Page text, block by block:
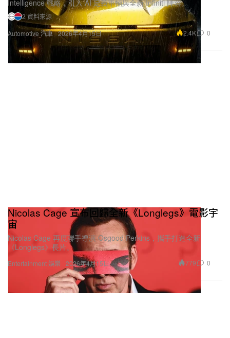
Automotive 汽車
Intelligence 戰略，引入 AI 定義車輛與全新 Infiniti 陣容。
2 資料來源
2026年4月15日
2.4K 0
Entertainment 娛樂
Nicolas Cage 宣布回歸全新《Longlegs》電影宇
宙
Nicolas Cage 再度聯手導演 Osgood Perkins，攜手打造全新
《Longlegs》長片。
2026年4月15日 779 0